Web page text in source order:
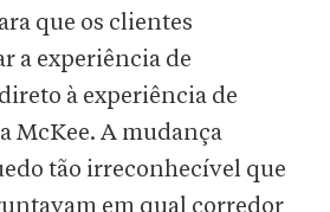
que os clientes
a experiência de
à experiência de
McKee. A mudança
tão irreconhecível que
em qual corredor